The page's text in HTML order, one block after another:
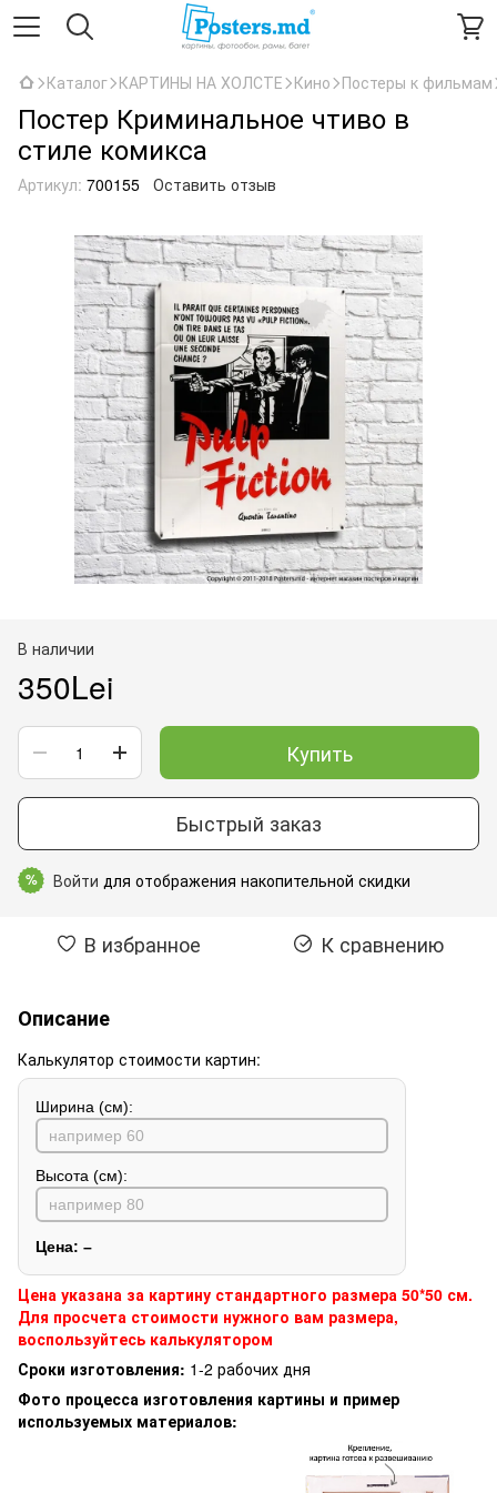
Каталог КАРТИНЫ НА ХОЛСТЕ Кино Постеры к фильмам
Постер Криминальное чтиво в
стиле комикса
Артикул: 700155 Оставить отзыв
В наличии
350Lei
Купить
Быстрый заказ
% Войти для отображения накопительной скидки
В избранное К сравнению
Описание
Калькулятор стоимости картин:
Ширина (см):
Высота (см):
Цена: –
Цена указана за картину стандартного размера 50*50 см.
Для просчета стоимости нужного вам размера,
воспользуйтесь калькулятором
Сроки изготовления: 1-2 рабочих дня
Фото процесса изготовления картины и пример
используемых материалов: